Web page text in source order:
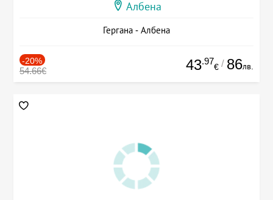
Албена
Гергана - Албена
-20%
54.66€ 43.97
€ / 86лв.